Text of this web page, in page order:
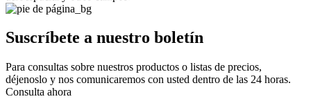
Suscríbete a nuestro boletín
Para consultas sobre nuestros productos o listas de precios,
déjenoslo y nos comunicaremos con usted dentro de las 24 horas.
Consulta ahora